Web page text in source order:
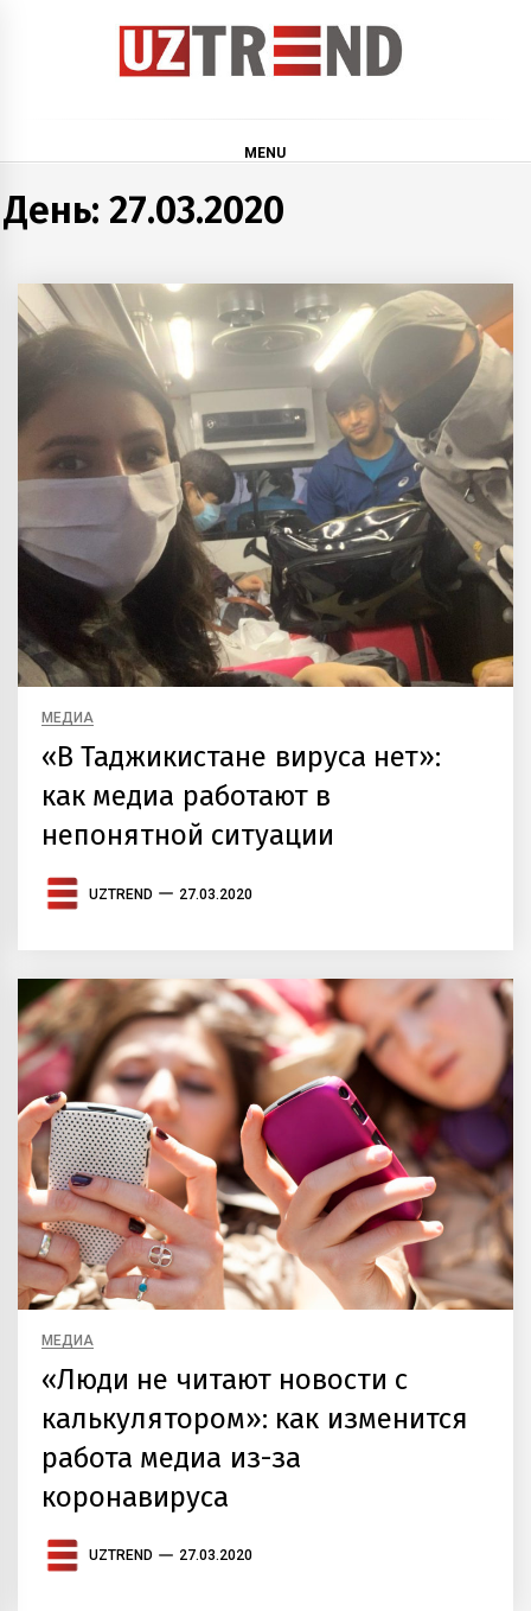
MENU
День:27.03.2020
МЕДИА
«В Таджикистане вируса нет»:
как медиа работают в
непонятной ситуации
UZTREND 27.03.2020
МЕДИА
«Люди не читают новости с
калькулятором»: как изменится
работа медиа из-за
коронавируса
UZTREND 27.03.2020